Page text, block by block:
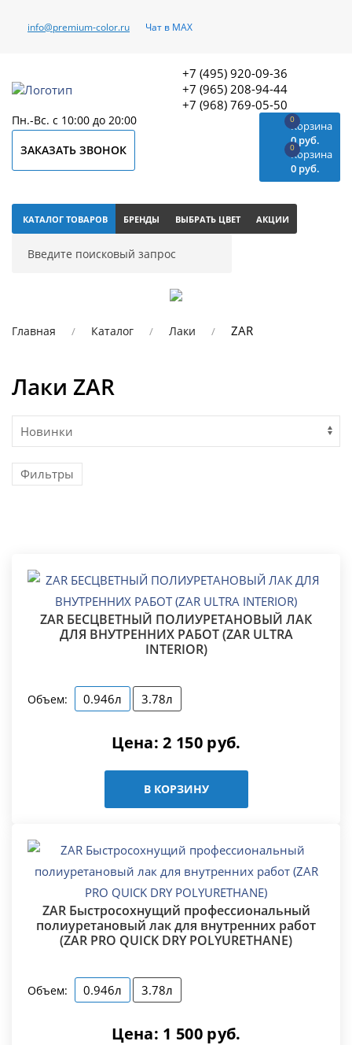
info@premium-color.ru Чат в MAX
+7 (495) 920-09-36
+7 (965) 208-94-44
+7 (968) 769-05-50
Пн.-Вс. с 10:00 до 20:00
ЗАКАЗАТЬ ЗВОНОК
0Корзина
0 руб.
0Корзина
0 руб.
КАТАЛОГ ТОВАРОВ БРЕНДЫ ВЫБРАТЬ ЦВЕТ АКЦИИ
Главная Каталог Лаки ZAR
Лаки ZAR
Фильтры
ZAR БЕСЦВЕТНЫЙ ПОЛИУРЕТАНОВЫЙ ЛАК
ДЛЯ ВНУТРЕННИХ РАБОТ (ZAR ULTRA
INTERIOR)
Объем: 0.946л 3.78л
Цена:2 150руб.
В КОРЗИНУ
ZAR Быстросохнущий профессиональный
полиуретановый лак для внутренних работ
(ZAR PRO QUICK DRY POLYURETHANE)
Объем: 0.946л 3.78л
Цена: 1 500руб.